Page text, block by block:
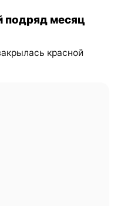
подряд месяц
красной